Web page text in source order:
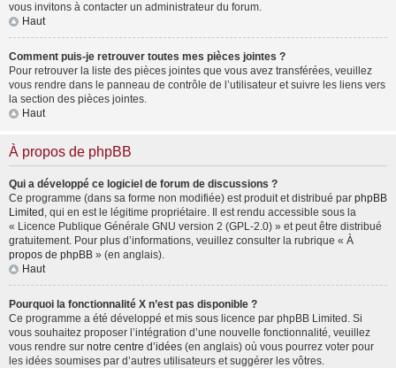
vous invitons à contacter un administrateur du forum.
Haut
Comment puis-je retrouver toutes mes pièces jointes ?
Pour retrouver la liste des pièces jointes que vous avez transférées, veuillez
vous rendre dans le panneau de contrôle de l’utilisateur et suivre les liens vers
la section des pièces jointes.
Haut
À propos de phpBB
Qui a développé ce logiciel de forum de discussions ?
Ce programme (dans sa forme non modifiée) est produit et distribué par phpBB
Limited , qui en est le légitime propriétaire. Il est rendu accessible sous la
« Licence Publique Générale GNU version 2 (GPL-2.0) » et peut être distribué
gratuitement. Pour plus d’informations, veuillez consulter la rubrique « À
propos de phpBB » (en anglais).
Haut
Pourquoi la fonctionnalité X n’est pas disponible ?
Ce programme a été développé et mis sous licence par phpBB Limited. Si
vous souhaitez proposer l’intégration d’une nouvelle fonctionnalité, veuillez
vous rendre sur notre centre d’idées (en anglais) où vous pourrez voter pour
les idées soumises par d’autres utilisateurs et suggérer les vôtres.